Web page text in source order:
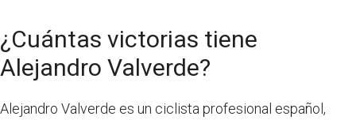
¿Cuántas victorias tiene
Alejandro Valverde?
Alejandro Valverde es un ciclista profesional español,